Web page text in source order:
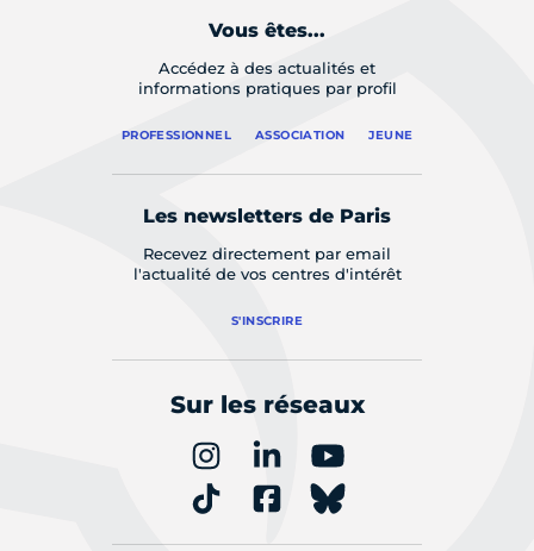
Vous êtes...
Accédez à des actualités et
informations pratiques par profil
PROFESSIONNEL ASSOCIATION JEUNE
Les newsletters de Paris
Recevez directement par email
l'actualité de vos centres d'intérêt
S'INSCRIRE
Sur les réseaux